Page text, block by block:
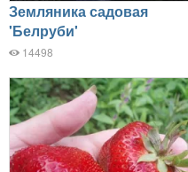
Земляника садовая
'Белруби'
14498